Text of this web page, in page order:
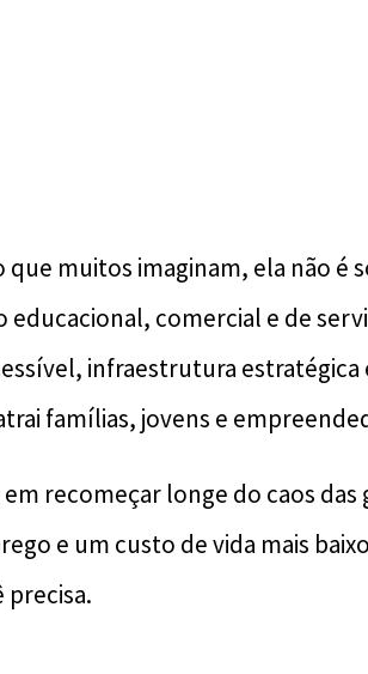
muitos imaginam, ela não é
educacional, comercial e de
infraestrutura estratégica
famílias, jovens e
recomeçar longe do caos
e um custo de vida mais
precisa.